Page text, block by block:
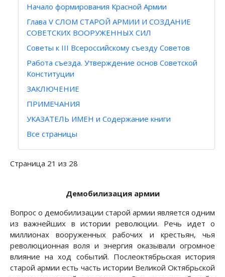
Начало формирования Красной Армии
Глава V СЛОМ СТАРОЙ АРМИИ И СОЗДАНИЕ
СОВЕТСКИХ ВООРУЖЕННЫХ СИЛ
Советы к III Всероссийскому съезду Советов
Работа съезда. Утверждение основ Советской
Конституции
ЗАКЛЮЧЕНИЕ
ПРИМЕЧАНИЯ
УКАЗАТЕЛЬ ИМЕН и Содержание книги
Все страницы
Страница 21 из 28
Демобилизация армии
Вопрос о демобилизации старой армии является одним
из важнейших в истории революции. Речь идет о
миллионах вооруженных рабочих и крестьян, чья
революционная воля и энергия оказывали огромное
влияние на ход событий. Послеоктябрьская история
старой армии есть часть истории Великой Октябрьской